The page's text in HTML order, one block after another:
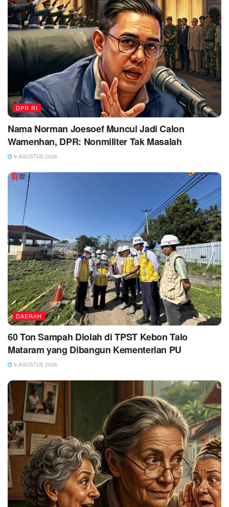
DPR RI
Nama Norman Joesoef Muncul Jadi Calon
Wamenhan, DPR: Nonmiliter Tak Masalah
9 AGUSTUS 2026
DAERAH
60 Ton Sampah Diolah di TPST Kebon Talo
Mataram yang Dibangun Kementerian PU
9 AGUSTUS 2026